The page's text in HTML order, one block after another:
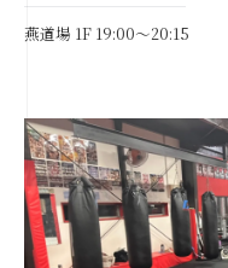
燕道場 1F 19:00～20:15